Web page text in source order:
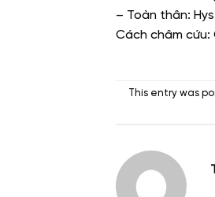
– Toàn thân:
Cách châm cứu:
This entry was